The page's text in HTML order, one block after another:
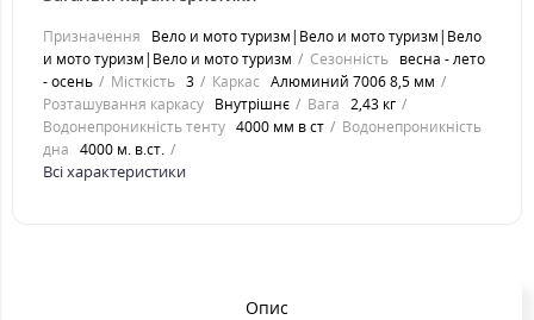
Призначення
Вело и мото туризм|Вело и мото туризм|Вело
и мото туризм|Вело и мото туризм
Сезонність весна - лето
- осень
Місткість 3 Каркас Алюминий 7006 8,5 мм
Розташування каркасу Внутрішнє Вага 2,43 кг
Водонепроникність тенту 4000 мм в ст
Водонепроникність
дна 4000 м. в.ст.
Всі характеристики
Опис